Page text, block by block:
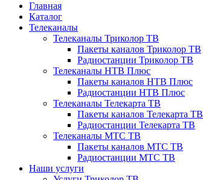
Главная
Каталог
Телеканалы
Телеканалы Триколор ТВ
Пакеты каналов Триколор ТВ
Радиостанции Триколор ТВ
Телеканалы НТВ Плюс
Пакеты каналов НТВ Плюс
Радиостанции НТВ Плюс
Телеканалы Телекарта ТВ
Пакеты каналов Телекарта ТВ
Радиостанции Телекарта ТВ
Телеканалы МТС ТВ
Пакеты каналов МТС ТВ
Радиостанции МТС ТВ
Наши услуги